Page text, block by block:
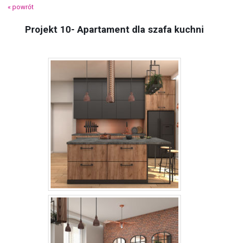
« powrót
Projekt 10- Apartament dla szafa kuchni